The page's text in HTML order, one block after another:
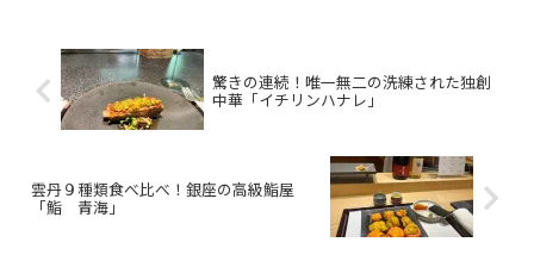
驚きの連続！唯一無二の洗練された独創
中華「イチリンハナレ」
雲丹９種類食べ比べ！銀座の高級鮨屋
「鮨 青海」